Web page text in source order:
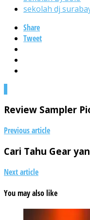
sekolah dj
Share
Tweet
Review Sampler
Previous article
Cari Tahu Gear
Next article
You may also like